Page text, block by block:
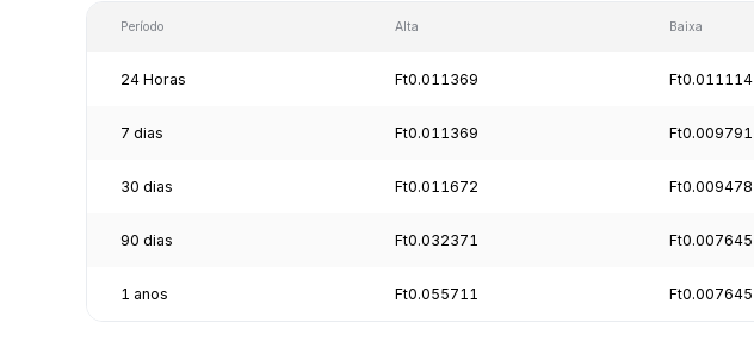
Período Alta Baixa
24 Horas Ft0.011369 Ft0.011114
7 dias Ft0.011369 Ft0.009791
30 dias Ft0.011672 Ft0.009478
90 dias Ft0.032371 Ft0.007645
1 anos Ft0.055711 Ft0.007645